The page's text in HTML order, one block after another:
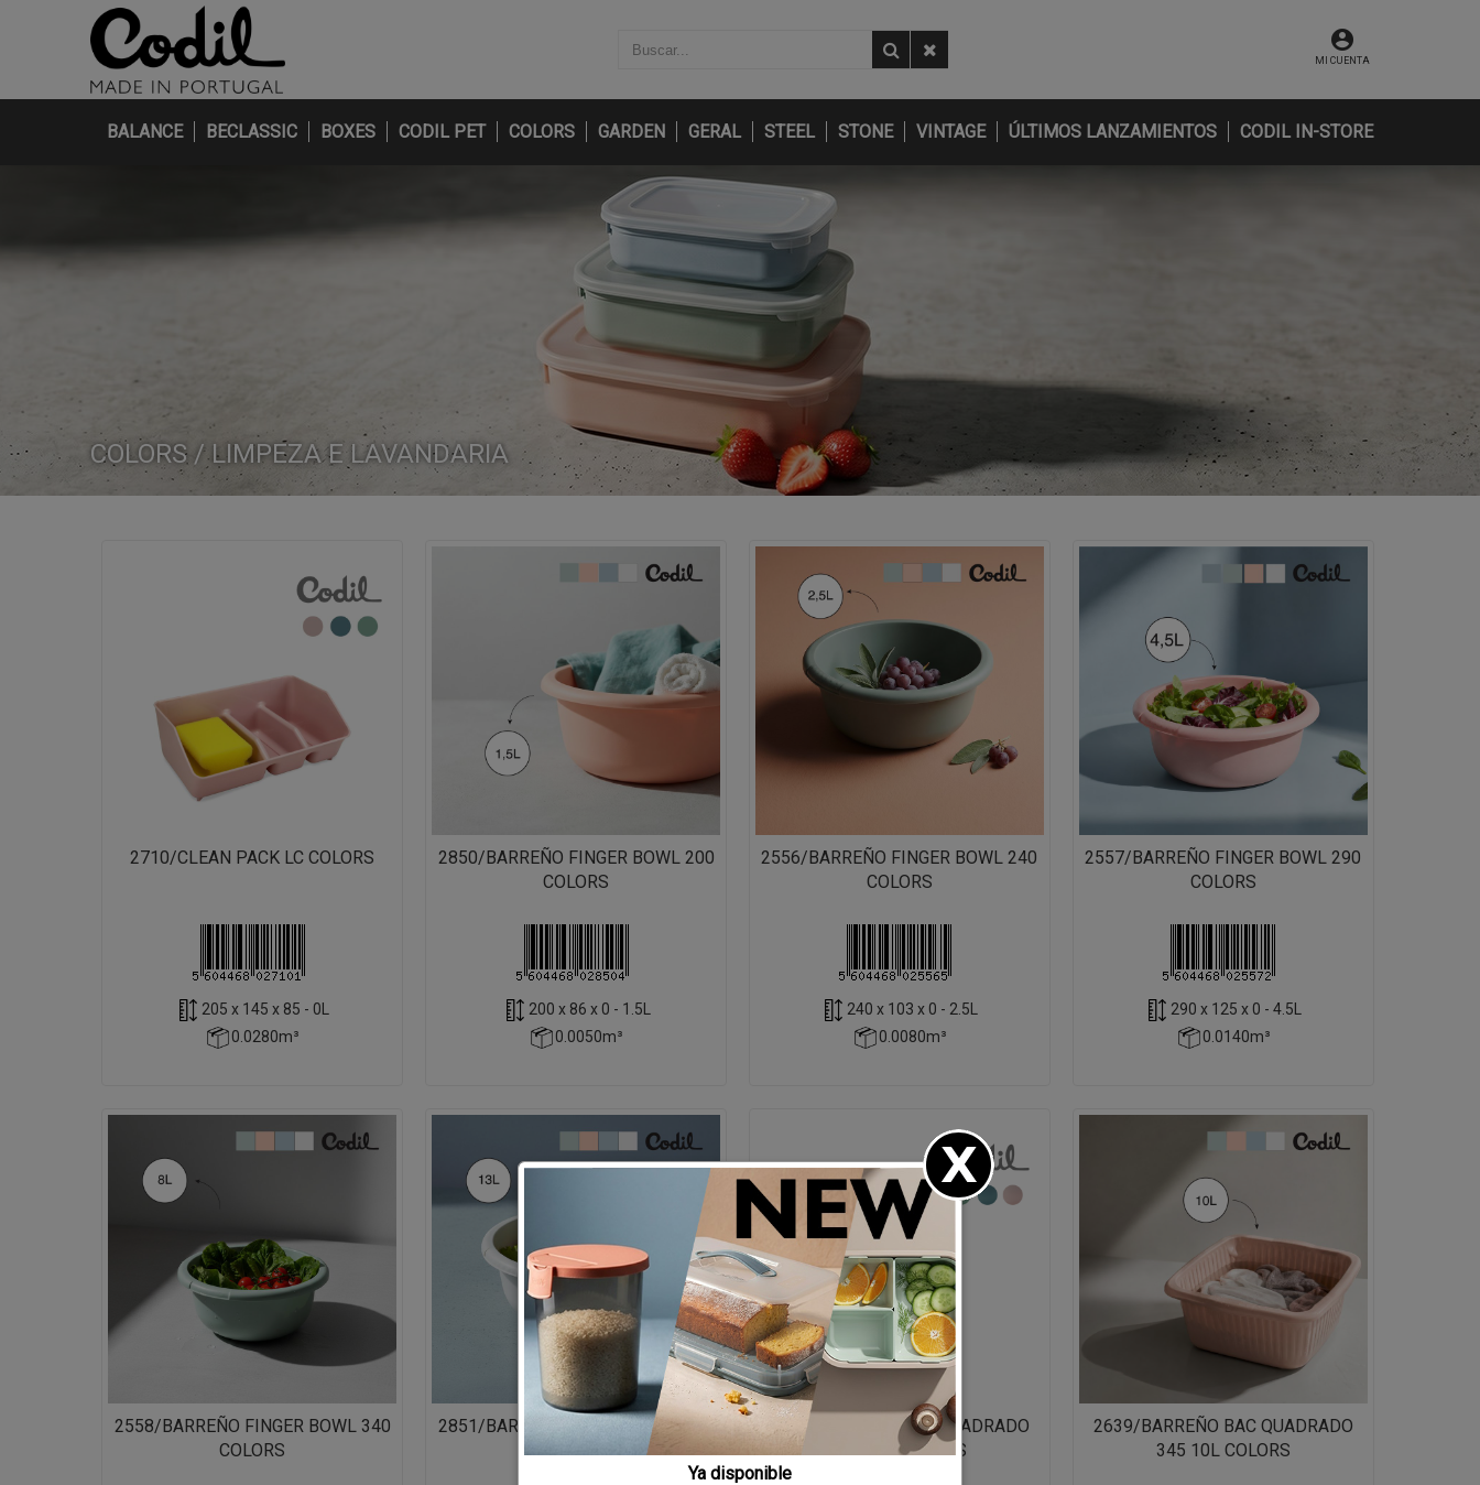
MI CUENTA
BALANCE BECLASSIC BOXES CODIL PET COLORS GARDEN GERAL STEEL STONE VINTAGE ÚLTIMOS LANZAMIENTOS CODIL IN-STORE
COLORS / LIMPEZA E LAVANDARIA
2710/CLEAN PACK LC COLORS
205 x 145 x 85 - 0L
0.0280m³
2850/BARREÑO FINGER BOWL 200
COLORS
200 x 86 x 0 - 1.5L
0.0050m³
2556/BARREÑO FINGER BOWL 240
COLORS
240 x 103 x 0 - 2.5L
0.0080m³
2557/BARREÑO FINGER BOWL 290
COLORS
290 x 125 x 0 - 4.5L
0.0140m³
2558/BARREÑO FINGER BOWL 340
COLORS
2851/BARREÑO FINGER BOWL 400
COLORS
2639/BARREÑO BAC QUADRADO
345 10L COLORS
2639/BARREÑO BAC QUADRADO
345 10L COLORS
Ya disponible